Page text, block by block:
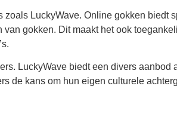
zoals LuckyWave. Online gokken biedt
gokken. Dit maakt het ook
LuckyWave biedt een divers aanbod
de kans om hun eigen culturele